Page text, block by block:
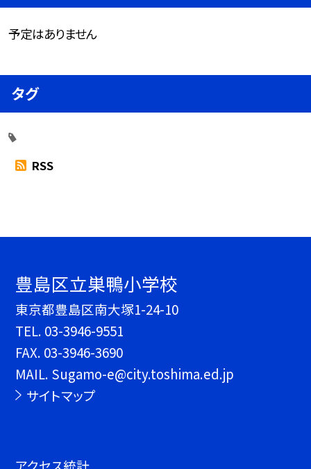
予定はありません
タグ
RSS
豊島区立巣鴨小学校
東京都豊島区南大塚1-24-10
TEL. 03-3946-9551
FAX. 03-3946-3690
MAIL. Sugamo-e@city.toshima.ed.jp
サイトマップ
アクセス統計